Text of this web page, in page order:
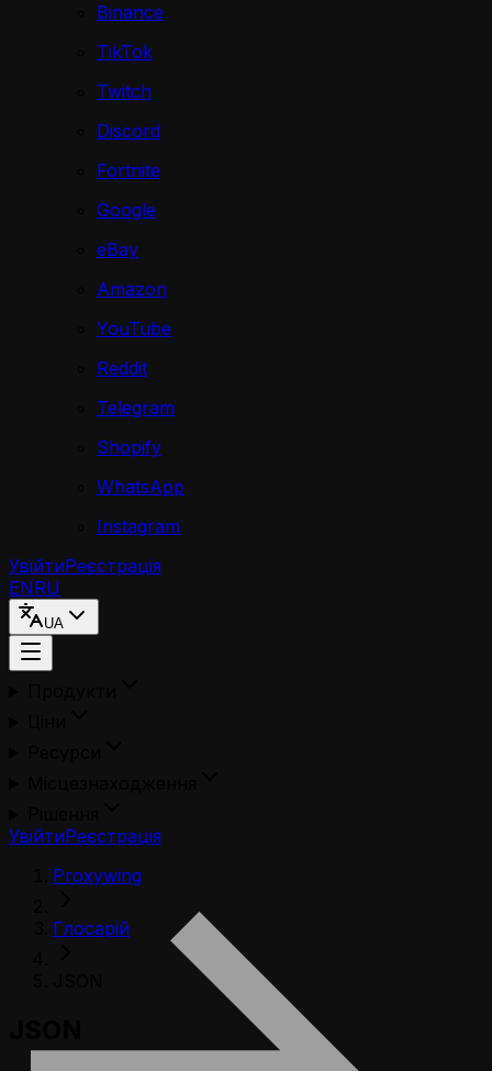
Binance
TikTok
Twitch
Discord
Fortnite
Google
eBay
Amazon
YouTube
Reddit
Telegram
Shopify
WhatsApp
Instagram
УвійтиРеєстрація
ENRU
UA
УвійтиРеєстрація
Proxywing
Глосарій